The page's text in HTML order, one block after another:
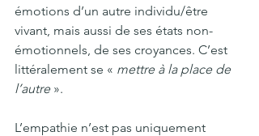
émotions d’un autre individu/être
vivant, mais aussi de ses états non-
émotionnels, de ses croyances. C’est
littéralement se « mettre à la place de
l’autre ».
L’empathie n’est pas uniquement